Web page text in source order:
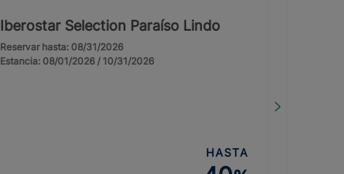
Iberostar Selection Paraíso Lindo
Reservar hasta: 08/31/2026
Estancia: 08/01/2026 / 10/31/2026
HASTA